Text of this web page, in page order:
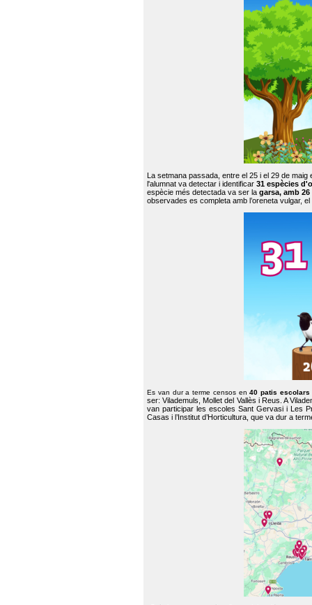
La setmana passada, entre el 25 i el 29 de
l'alumnat va detectar i identificar 31 espècies
espècie més detectada va ser la garsa, amb
observades es completa amb l’oreneta vulgar,
Es van dur a terme censos en40 patis escolars
ser: Vilademuls, Mollet del Vallès i Reus. A
van participar les escoles Sant Gervasi i Les
Casas i l’Institut d’Horticultura, que va dur a